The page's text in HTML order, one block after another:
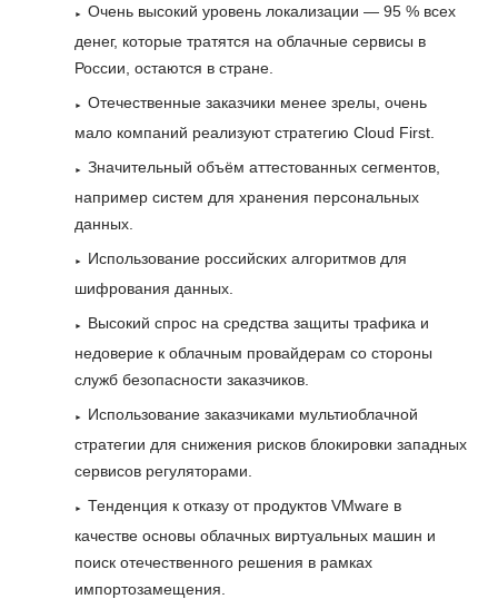
Очень высокий уровень локализации — 95 % всех
денег, которые тратятся на облачные сервисы в
России, остаются в стране.
Отечественные заказчики менее зрелы, очень
мало компаний реализуют стратегию Cloud First.
Значительный объём аттестованных сегментов,
например систем для хранения персональных
данных.
Использование российских алгоритмов для
шифрования данных.
Высокий спрос на средства защиты трафика и
недоверие к облачным провайдерам со стороны
служб безопасности заказчиков.
Использование заказчиками мультиоблачной
стратегии для снижения рисков блокировки западных
сервисов регуляторами.
Тенденция к отказу от продуктов VMware в
качестве основы облачных виртуальных машин и
поиск отечественного решения в рамках
импортозамещения.